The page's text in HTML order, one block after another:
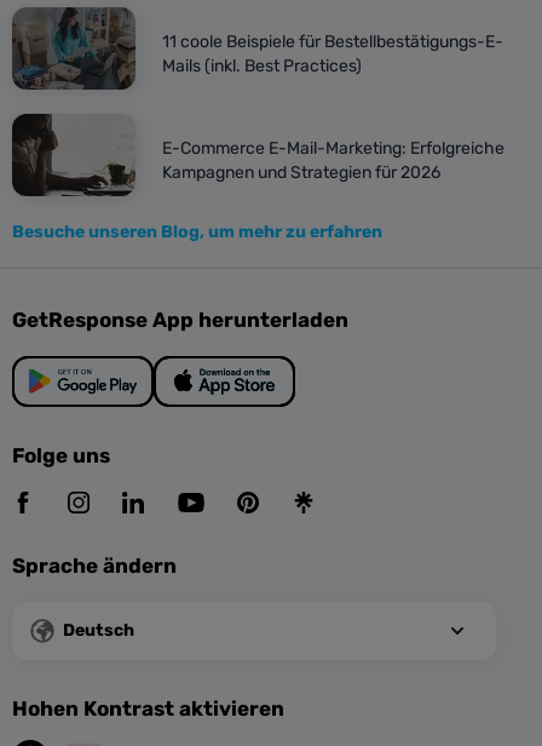
11 coole Beispiele für Bestellbestätigungs-E-
Mails (inkl. Best Practices)
E-Commerce E-Mail-Marketing: Erfolgreiche
Kampagnen und Strategien für 2026
Besuche unseren Blog, um mehr zu erfahren
GetResponse App herunterladen
Folge uns
Sprache ändern
Deutsch
Hohen Kontrast aktivieren